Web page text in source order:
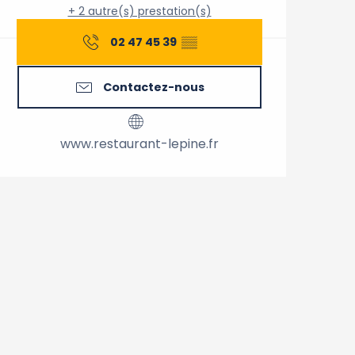
+ 2 autre(s) prestation(s)
02 47 45 39 ▒▒
Contactez-nous
www.restaurant-lepine.fr